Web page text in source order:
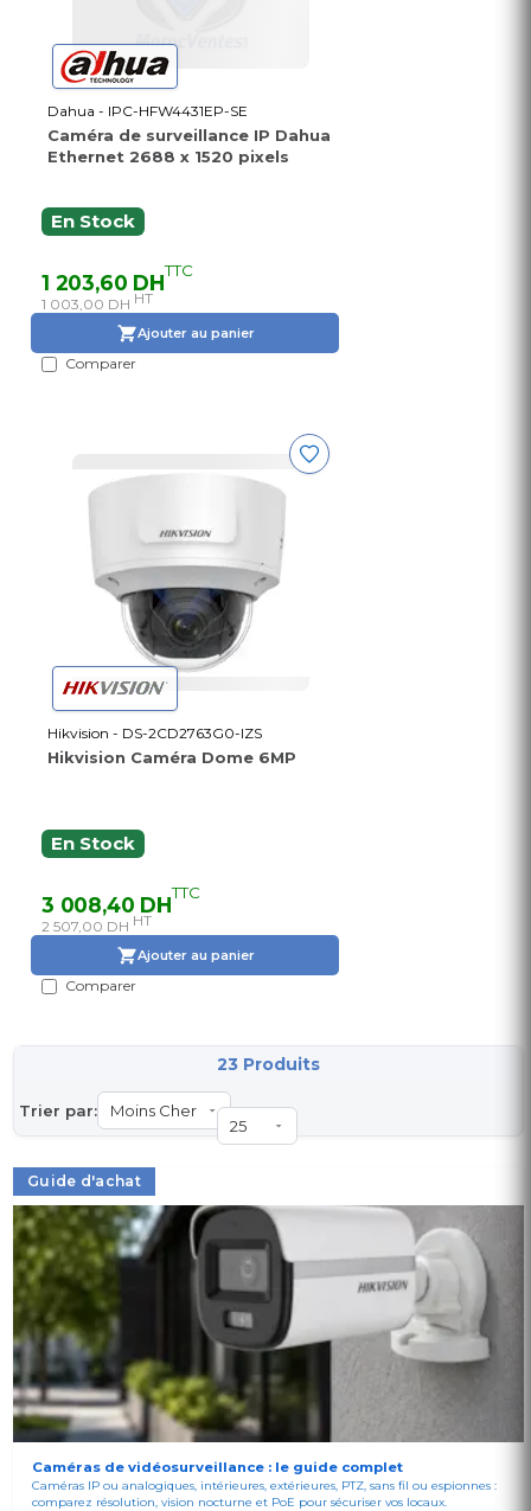
Dahua - IPC-HFW4431EP-SE
Caméra de surveillance IP Dahua
Ethernet 2688 x 1520 pixels
En Stock
1 203,60 DHTTC
1 003,00 DH HT
Ajouter au panier
Comparer
Hikvision - DS-2CD2763G0-IZS
Hikvision Caméra Dome 6MP
En Stock
3 008,40 DHTTC
2 507,00 DH HT
Ajouter au panier
Comparer
Trier par:
23 Produits
Guide d'achat
Caméras de vidéosurveillance : le guide complet
Caméras IP ou analogiques, intérieures, extérieures, PTZ, sans fil ou espionnes :
comparez résolution, vision nocturne et PoE pour sécuriser vos locaux.